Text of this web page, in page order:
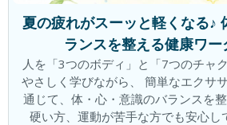
ブログ 積み重ねた先に
2026年6月18日
夏の疲れがスーッと軽くなる♪
ランスを整える健康ワ
人を「3つのボディ」と「7つのチャ
やさしく学びながら、 簡単なエクサ
通じて、体・心・意識のバランスを
硬い方、運動が苦手な方でも安心し